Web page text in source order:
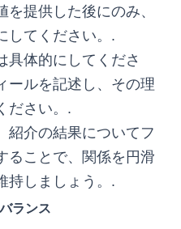
提供した後にのみ、
してください。.
具体的にしてくださ
ールを記述し、その理
ださい。.
紹介の結果についてフ
ることで、関係を円滑
持しましょう。.
ランス